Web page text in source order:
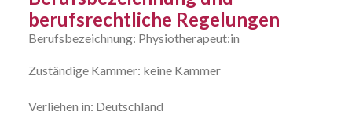
berufsrechtliche Regelungen
Berufsbezeichnung: Physiotherapeut:in
Zuständige Kammer: keine Kammer
Verliehen in: Deutschland